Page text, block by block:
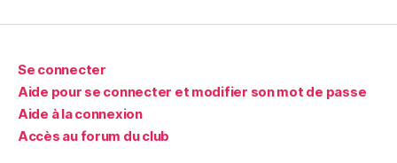
Se connecter
Aide pour se connecter et modifier son mot de passe
Aide à la connexion
Accès au forum du club